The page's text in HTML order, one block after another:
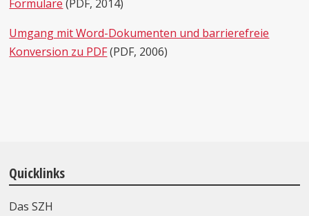
Formulare (PDF, 2014)
Umgang mit Word-Dokumenten und barrierefreie
Konversion zu PDF(PDF, 2006)
Quicklinks
Das SZH